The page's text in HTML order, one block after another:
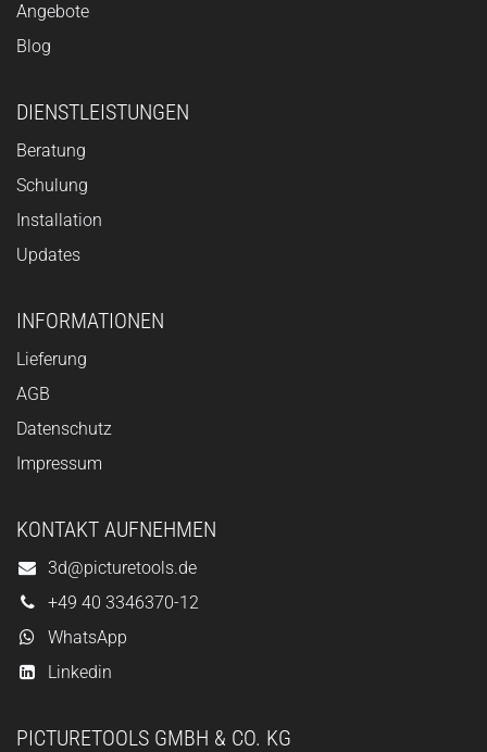
Angebote
Blog
DIENSTLEISTUNGEN
Beratung
Schulung
Installation
Updates
INFORMATIONEN
Lieferung
AGB
Datenschutz
Impressum
KONTAKT AUFNEHMEN
3d@picturetools.de
+49 40 3346370-12
WhatsApp
Linkedin
PICTURETOOLS GMBH & CO. KG